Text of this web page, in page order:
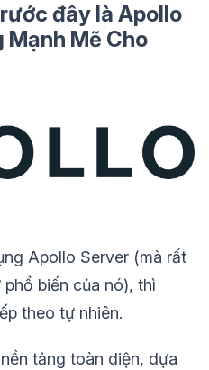
đây là Apollo
Mạnh Mẽ Cho
Apollo Server (mà rất
biến của nó), thì
theo tự nhiên.
tảng toàn diện, dựa